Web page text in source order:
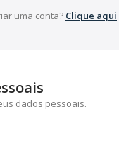
uma conta? Clique aqui
dados pessoais.